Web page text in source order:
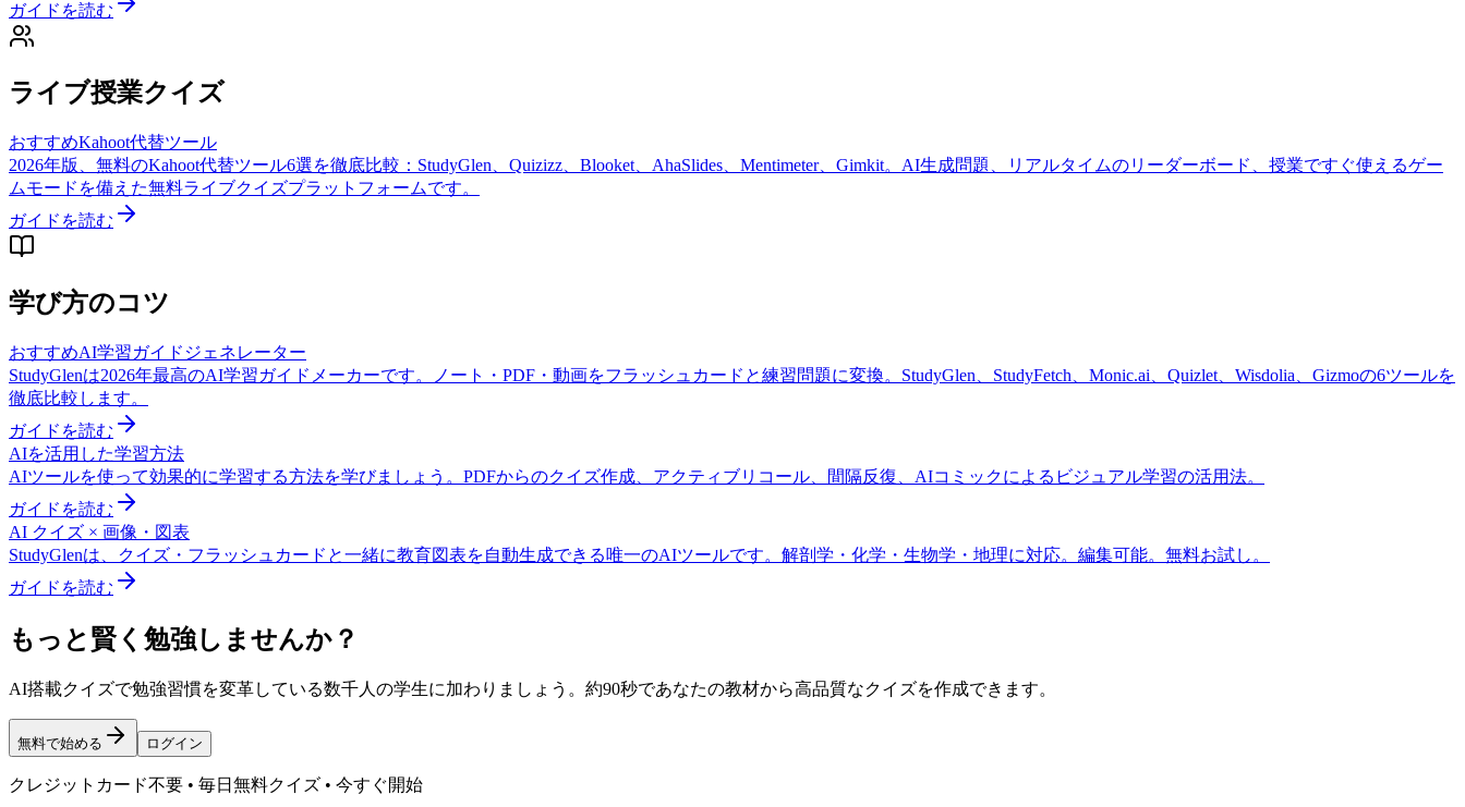
ガイドを読む
ライブ授業クイズ
おすすめKahoot代替ツール
2026年版、無料のKahoot代替ツール6選を徹底比較：StudyGlen、Quizizz、Blooket、AhaSlides、Mentimeter、Gimkit。AI生成問題、リアルタイムのリーダーボード、授業ですぐ使えるゲー
ムモードを備えた無料ライブクイズプラットフォームです。
ガイドを読む
学び方のコツ
おすすめAI学習ガイドジェネレーター
StudyGlenは2026年最高のAI学習ガイドメーカーです。ノート・PDF・動画をフラッシュカードと練習問題に変換。StudyGlen、StudyFetch、Monic.ai、Quizlet、Wisdolia、Gizmoの6ツールを
徹底比較します。
ガイドを読む
AIを活用した学習方法
AIツールを使って効果的に学習する方法を学びましょう。PDFからのクイズ作成、アクティブリコール、間隔反復、AIコミックによるビジュアル学習の活用法。
ガイドを読む
AI クイズ × 画像・図表
StudyGlenは、クイズ・フラッシュカードと一緒に教育図表を自動生成できる唯一のAIツールです。解剖学・化学・生物学・地理に対応。編集可能。無料お試し。
ガイドを読む
もっと賢く勉強しませんか？
AI搭載クイズで勉強習慣を変革している数千人の学生に加わりましょう。約90秒であなたの教材から高品質なクイズを作成できます。
無料で始める ログイン
クレジットカード不要 • 毎日無料クイズ • 今すぐ開始